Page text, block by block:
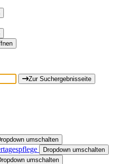
Zur Suchergebnisseite
umschalten
Dropdown umschalten
umschalten